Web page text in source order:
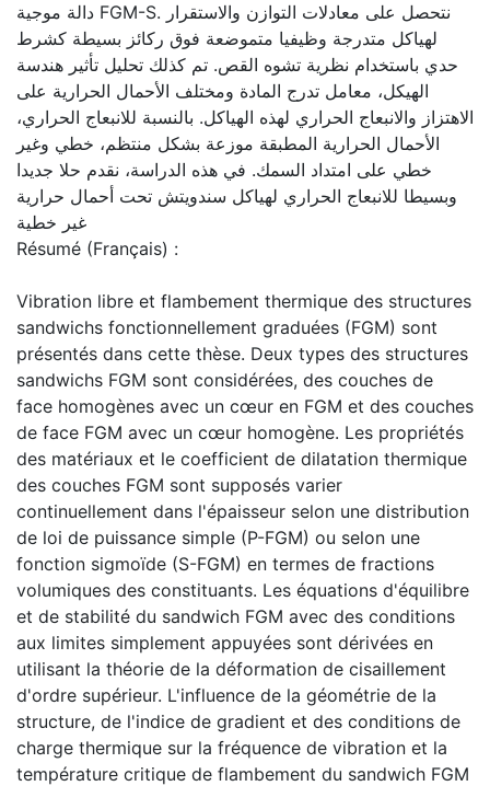
دالة موجية FGM-S. نتحصل على معادلات التوازن والاستقرار
لهياكل متدرجة وظيفيا متموضعة فوق ركائز بسيطة كشرط
حدي باستخدام نظرية تشوه القص. تم كذلك تحليل تأثير هندسة
الهيكل، معامل تدرج المادة ومختلف الأحمال الحرارية على
الاهتزاز والانبعاج الحراري لهذه الهياكل. بالنسبة للانبعاج الحراري،
الأحمال الحرارية المطبقة موزعة بشكل منتظم، خطي وغير
خطي على امتداد السمك. في هذه الدراسة، نقدم حلا جديدا
وبسيطا للانبعاج الحراري لهياكل سندويتش تحت أحمال حرارية
غير خطية
Résumé (Français) :
Vibration libre et flambement thermique des structures
sandwichs fonctionnellement graduées (FGM) sont
présentés dans cette thèse. Deux types des structures
sandwichs FGM sont considérées, des couches de
face homogènes avec un cœur en FGM et des couches
de face FGM avec un cœur homogène. Les propriétés
des matériaux et le coefficient de dilatation thermique
des couches FGM sont supposés varier
continuellement dans l'épaisseur selon une distribution
de loi de puissance simple (P-FGM) ou selon une
fonction sigmoïde (S-FGM) en termes de fractions
volumiques des constituants. Les équations d'équilibre
et de stabilité du sandwich FGM avec des conditions
aux limites simplement appuyées sont dérivées en
utilisant la théorie de la déformation de cisaillement
d'ordre supérieur. L'influence de la géométrie de la
structure, de l'indice de gradient et des conditions de
charge thermique sur la fréquence de vibration et la
température critique de flambement du sandwich FGM